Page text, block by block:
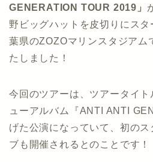
GENERATION TOUR 2019」
野ビッグハットを皮切りにス
葉県のZOZOマリンスタジアム
たしました！
今回のツアーは、ツアータイト
ューアルバム『ANTI ANTI
げた公演になっていて、初のス
ブも開催されるとのことです！